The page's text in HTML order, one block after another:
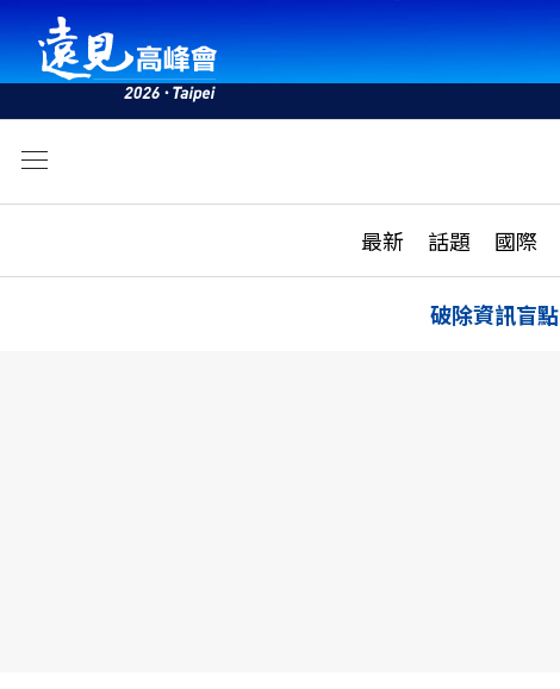
最新 話題 國際
活動
話題
破除資訊盲點